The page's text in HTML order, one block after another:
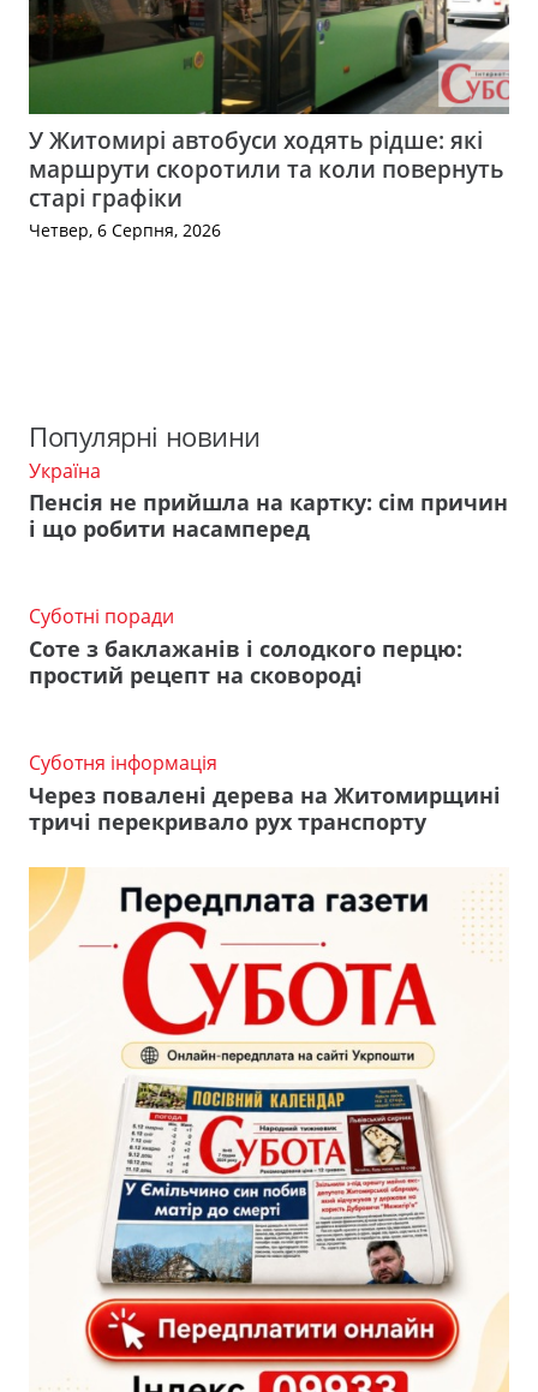
У Житомирі автобуси ходять рідше: які
маршрути скоротили та коли повернуть
старі графіки
Четвер, 6 Серпня, 2026
Популярні новини
Україна
Пенсія не прийшла на картку: сім причин
і що робити насамперед
Суботні поради
Соте з баклажанів і солодкого перцю:
простий рецепт на сковороді
Суботня інформація
Через повалені дерева на Житомирщині
тричі перекривало рух транспорту